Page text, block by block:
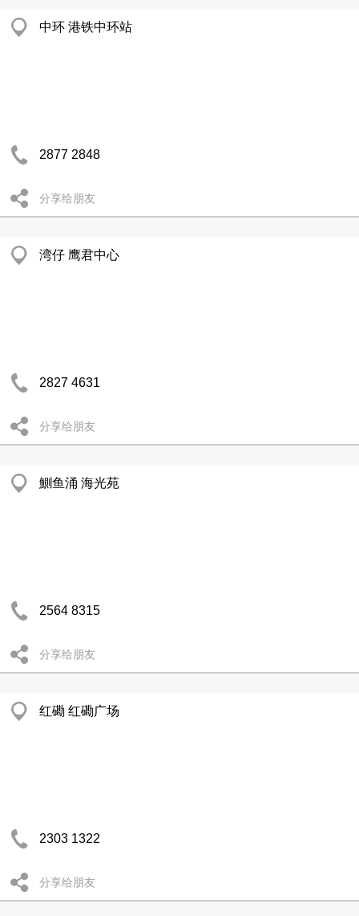
中环 港铁中环站
2877 2848
分享给朋友
湾仔 鹰君中心
2827 4631
分享给朋友
鰂鱼涌 海光苑
2564 8315
分享给朋友
红磡 红磡广场
2303 1322
分享给朋友